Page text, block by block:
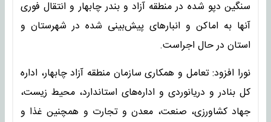
سنگین دپو شده در منطقه آزاد و بندر چابهار و انتقال فوری
آنها به اماکن و انبار‌های پیش‌بینی شده در شهرستان و
استان در حال اجراست.
نورا افزود: تعامل و همکاری سازمان منطقه آزاد چابهار، اداره
کل بنادر و دریانوردی و اداره‌های استاندارد، محیط زیست،
جهاد کشاورزی، صنعت، معدن و تجارت و همچنین غذا و